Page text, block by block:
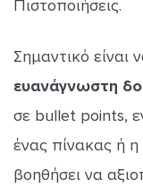
Πιστοποιήσεις.
Σημαντικό είναι
ευανάγνωστη
σε bullet points,
ένας πίνακας ή
βοηθήσει να